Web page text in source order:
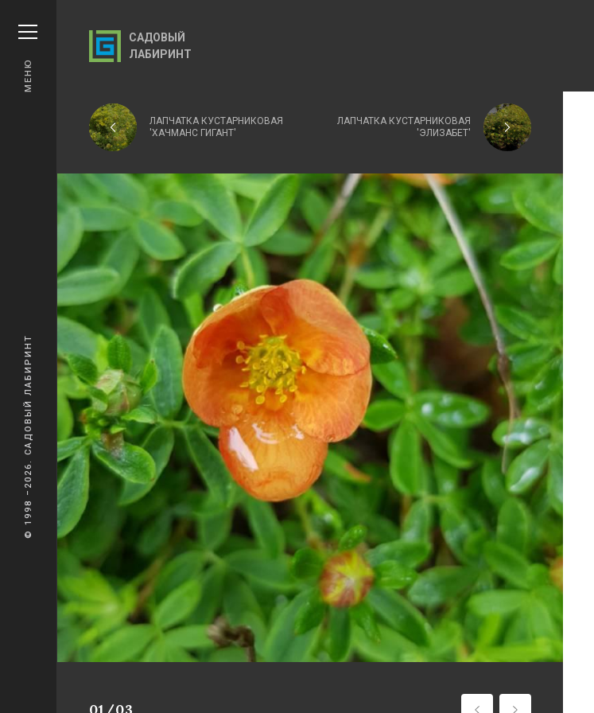
САДОВЫЙ
ЛАБИРИНТ
ЛАПЧАТКА КУСТАРНИКОВАЯ
'ХАЧМАНС ГИГАНТ'
ЛАПЧАТКА КУСТАРНИКОВАЯ
'ЭЛИЗАБЕТ'
© 1998 –2026. САДОВЫЙ ЛАБИРИНТ
МЕНЮ